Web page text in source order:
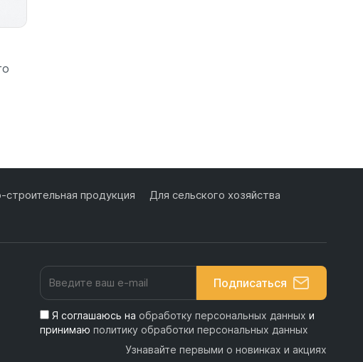
продукция
Для сельского хозяйства
Подписаться
Я соглашаюсь на обработку персональных данных и
принимаю политику обработки персональных данных
Узнавайте первыми о новинках и акциях